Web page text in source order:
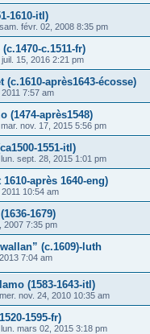
1610-itl)
sam. févr. 02, 2008 8:35 pm
c.1511-fr)
15, 2016 2:21 pm
(c.1610-après1643-écosse)
7:57 am
(1474-après1548)
mar. nov. 17, 2015 5:56 pm
1551-itl)
lun. sept. 28, 2015 1:01 pm
après 1640-eng)
10:54 am
1679)
2007 7:35 pm
(c.1609)-luth
7:04 am
(1583-1643-itl)
mer. nov. 24, 2010 10:35 am
1595-fr)
lun. mars 02, 2015 3:18 pm